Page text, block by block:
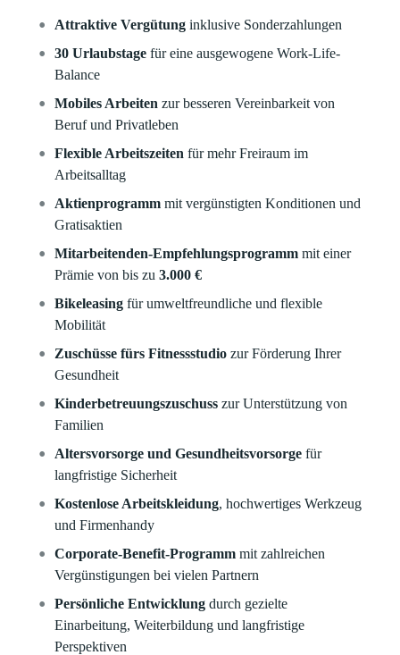
Attraktive Vergütung inklusive Sonderzahlungen
30 Urlaubstage für eine ausgewogene Work-Life-
Balance
Mobiles Arbeiten zur besseren Vereinbarkeit von
Beruf und Privatleben
Flexible Arbeitszeiten für mehr Freiraum im
Arbeitsalltag
Aktienprogramm mit vergünstigten Konditionen und
Gratisaktien
Mitarbeitenden-Empfehlungsprogramm mit einer
Prämie von bis zu3.000 €
Bikeleasing für umweltfreundliche und flexible
Mobilität
Zuschüsse fürs Fitnessstudio zur Förderung Ihrer
Gesundheit
Kinderbetreuungszuschuss zur Unterstützung von
Familien
Altersvorsorge und Gesundheitsvorsorge für
langfristige Sicherheit
Kostenlose Arbeitskleidung, hochwertiges Werkzeug
und Firmenhandy
Corporate-Benefit-Programm mit zahlreichen
Vergünstigungen bei vielen Partnern
Persönliche Entwicklung durch gezielte
Einarbeitung, Weiterbildung und langfristige
Perspektiven